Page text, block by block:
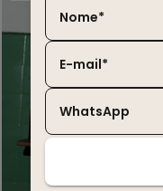
Nome*
E-mail*
WhatsApp